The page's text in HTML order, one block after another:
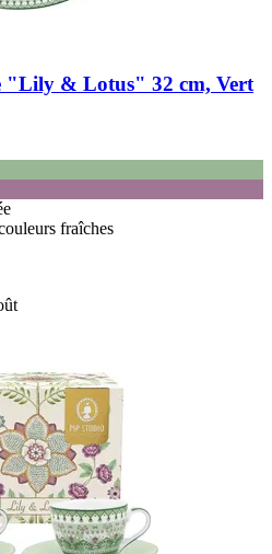
"Lily & Lotus" 32 cm, Vert
fraîches